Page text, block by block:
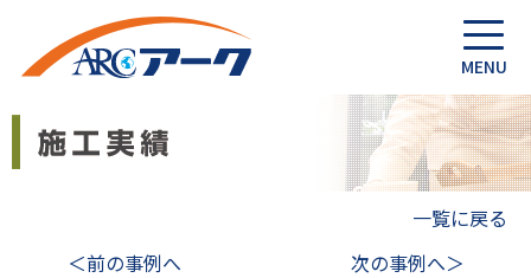
一覧に戻る
＜前の事例へ
次の事例へ＞